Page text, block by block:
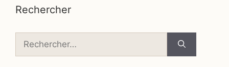
Rechercher